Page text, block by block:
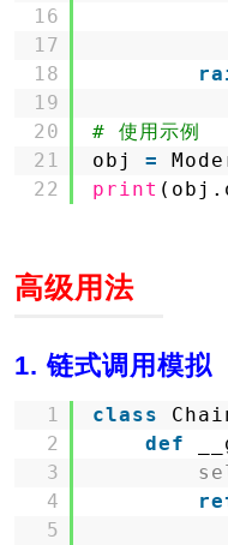
16
17
18
19
20
21
22
# 使用示例
obj =
print
高级用法
1. 链式调用模拟
1
2
3
4
5
class
def